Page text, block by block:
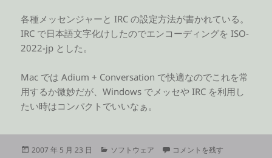
各種メッセンジャーと IRC の設定方法が書かれている。
IRC で日本語文字化けしたのでエンコーディングを ISO-
2022-jp とした。
Mac では Adium + Conversation で快適なのでこれを常
用するか微妙だが、Windows でメッセや IRC を利用し
たい時はコンパクトでいいなぁ。
投
2007 年 5 月 23 日
カ
ソフトウェア Pidgin を日本語化して IRC に
コメントを残す